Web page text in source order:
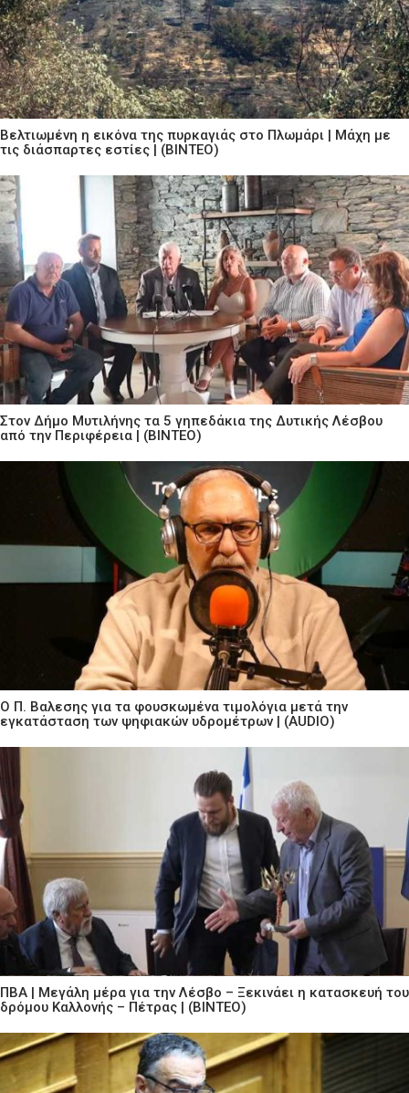
Βελτιωμένη η εικόνα της πυρκαγιάς στο Πλωμάρι | Μάχη με
τις διάσπαρτες εστίες | (ΒΙΝΤΕΟ)
Στον Δήμο Μυτιλήνης τα 5 γηπεδάκια της Δυτικής Λέσβου
από την Περιφέρεια | (ΒΙΝΤΕΟ)
Ο Π. Βαλεσης για τα φουσκωμένα τιμολόγια μετά την
εγκατάσταση των ψηφιακών υδρομέτρων | (AUDIO)
ΠΒΑ | Μεγάλη μέρα για την Λέσβο – Ξεκινάει η κατασκευή του
δρόμου Καλλονής – Πέτρας | (ΒΙΝΤΕΟ)